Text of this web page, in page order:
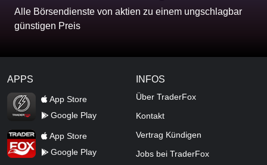
Alle Börsendienste von aktien zu einem ungschlagbar
günstigen Preis
APPS
TraderFox Flash
App Store
Google Play
TraderFox AppApp Store
Google Play
INFOS
Über TraderFox
Kontakt
Vertrag Kündigen
Jobs bei TraderFox